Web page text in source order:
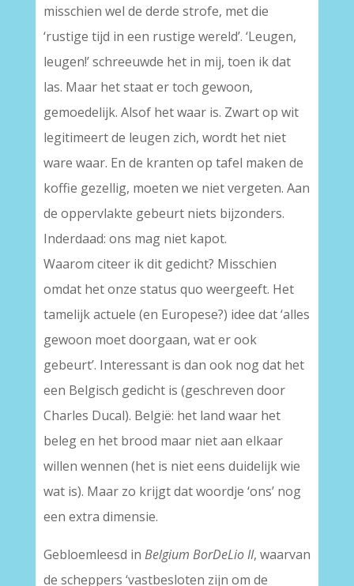
misschien wel de derde strofe, met die
‘rustige tijd in een rustige wereld’. ‘Leugen,
leugen!’ schreeuwde het in mij, toen ik dat
las. Maar het staat er toch gewoon,
gemoedelijk. Alsof het waar is. Zwart op wit
legitimeert de leugen zich, wordt het niet
ware waar. En de kranten op tafel maken de
koffie gezellig, moeten we niet vergeten. Aan
de oppervlakte gebeurt niets bijzonders.
Inderdaad: ons mag niet kapot.
Waarom citeer ik dit gedicht? Misschien
omdat het onze status quo weergeeft. Het
tamelijk actuele (en Europese?) idee dat ‘alles
gewoon moet doorgaan, wat er ook
gebeurt’. Interessant is dan ook nog dat het
een Belgisch gedicht is (geschreven door
Charles Ducal). België: het land waar het
beleg en het brood maar niet aan elkaar
willen wennen (het is niet eens duidelijk wie
wat is). Maar zo krijgt dat woordje ‘ons’ nog
een extra dimensie.
Gebloemleesd in Belgium BorDeLio II, waarvan
de scheppers ‘vastbesloten zijn om de